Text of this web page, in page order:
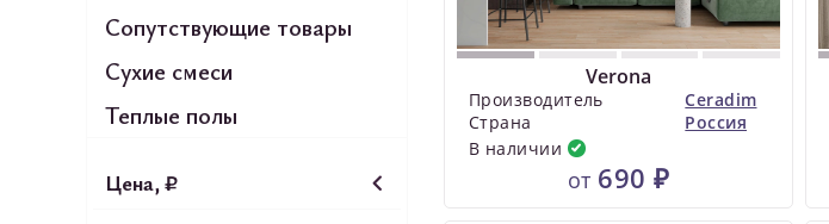
Сопутствующие товары
Сухие смеси
Теплые полы
Цена, ₽
Verona
Производитель
Ceradim
Страна
Россия
В наличии
от 690 ₽